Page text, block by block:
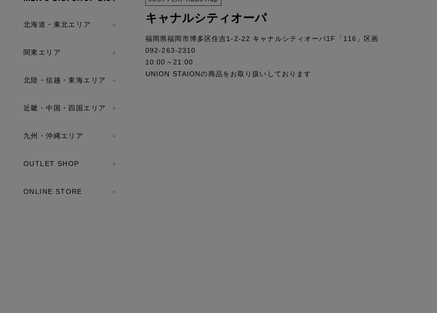
北海道・東北エリア
関東エリア
北陸・信越・東海エリア
近畿・中国・四国エリア
九州・沖縄エリア
OUTLET SHOP
ONLINE STORE
キャナルシティオーパ
福岡県福岡市博多区住吉1-2-22 キャナルシティオーパ1F「116」区画
092-263-2310
10:00～21:00
UNION STAIONの商品をお取り扱いしております